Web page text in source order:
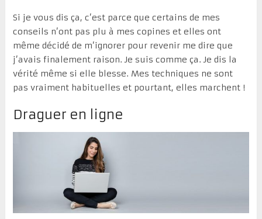
Si je vous dis ça, c’est parce que certains de mes
conseils n’ont pas plu à mes copines et elles ont
même décidé de m’ignorer pour revenir me dire que
j’avais finalement raison. Je suis comme ça. Je dis la
vérité même si elle blesse. Mes techniques ne sont
pas vraiment habituelles et pourtant, elles marchent !
Draguer en ligne